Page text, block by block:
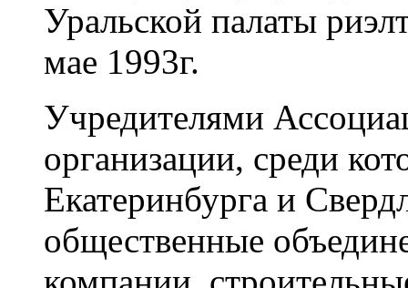
Уральской палаты
мае 1993г.
Учредителями
организации, среди
Екатеринбурга и
общественные